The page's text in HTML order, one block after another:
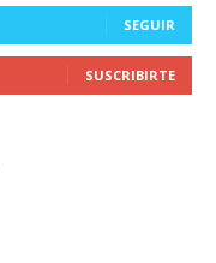
SEGUIR
SUSCRIBIRTE